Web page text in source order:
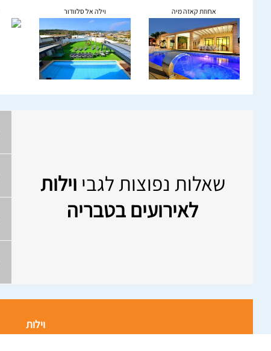
אחוזת קאזה מיה וילה אל סלוודור
שאלות נפוצות לגבי וילות
לאירועים בטבריה
וילות